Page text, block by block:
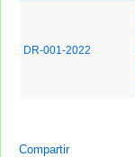
DR-001-2022
Compartir